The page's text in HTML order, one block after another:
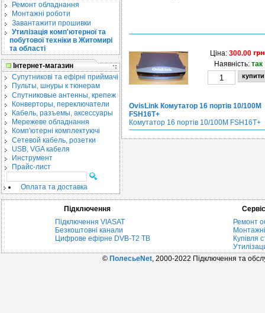
Ремонт обладнання
Монтажні роботи
Завантажити прошивки
Утилізація комп'ютерної та
побутової техніки в Житомирі
та області
Інтернет-магазин
Cупутникові та ефірні приймачі
Пульты, шнуры к тюнерам
Спутниковые антенны, крепеж
Конверторы, переключатели
Кабель, разъемы, аксессуары
Мережеве обладнання
Комп'ютерні комплектуючі
Сетевой кабель, розетки
USB, VGA кабеля
Инструмент
Прайс-лист
Оплата та доставка
Ціна: 300.00
Наявність: так
OvisLink Комутатор 16 портів 10/100M
FSH16T+
Комутатор 16 портів 10/100M FSH16T+
Підключення
Підключення VIASAT
Безкоштовні канали
Цифрове ефірне DVB-T2 ТВ
Ремонт
Купівля
© ПолесьеNet, 2000-2022 Підключення та